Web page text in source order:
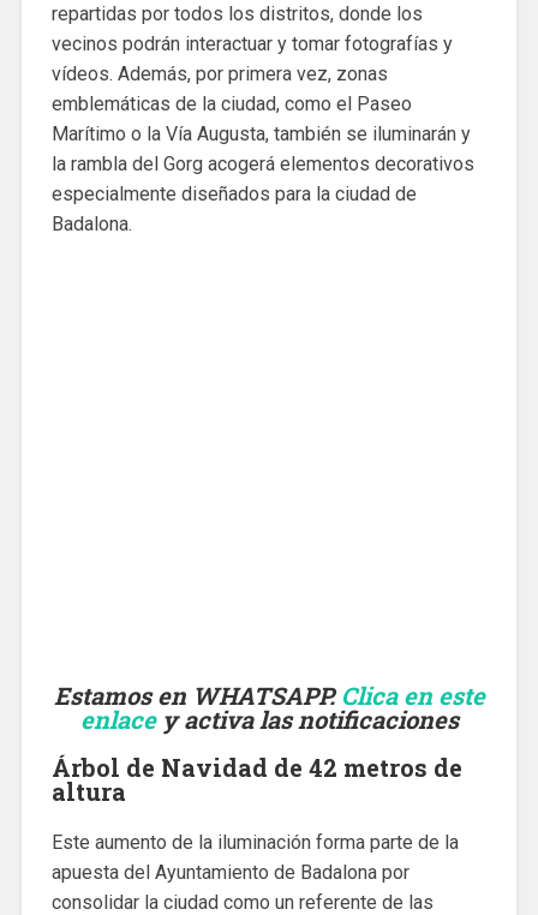
repartidas por todos los distritos, donde los
vecinos podrán interactuar y tomar fotografías y
vídeos. Además, por primera vez, zonas
emblemáticas de la ciudad, como el Paseo
Marítimo o la Vía Augusta, también se iluminarán y
la rambla del Gorg acogerá elementos decorativos
especialmente diseñados para la ciudad de
Badalona.
Estamos en WHATSAPP. Clica en este
enlacey activa las notificaciones
Árbol de Navidad de 42 metros de
altura
Este aumento de la iluminación forma parte de la
apuesta del Ayuntamiento de Badalona por
consolidar la ciudad como un referente de las